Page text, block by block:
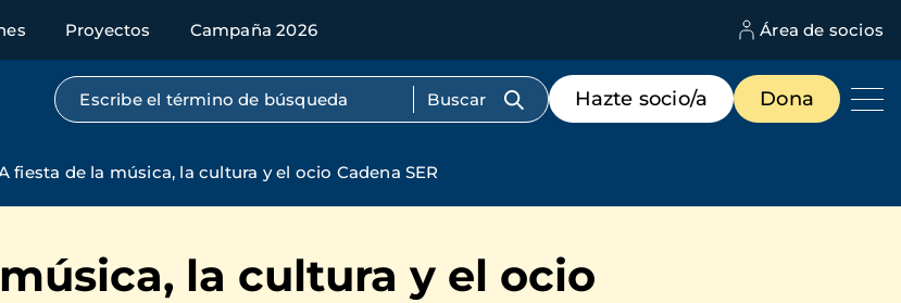
Proyectos Campaña 2026 Área de socios
Búsqueda por texto completo
Menú
de
destacados
Hazte socio/a Dona
fiesta de la música, la cultura y el ocio Cadena SER
la cultura y el ocio